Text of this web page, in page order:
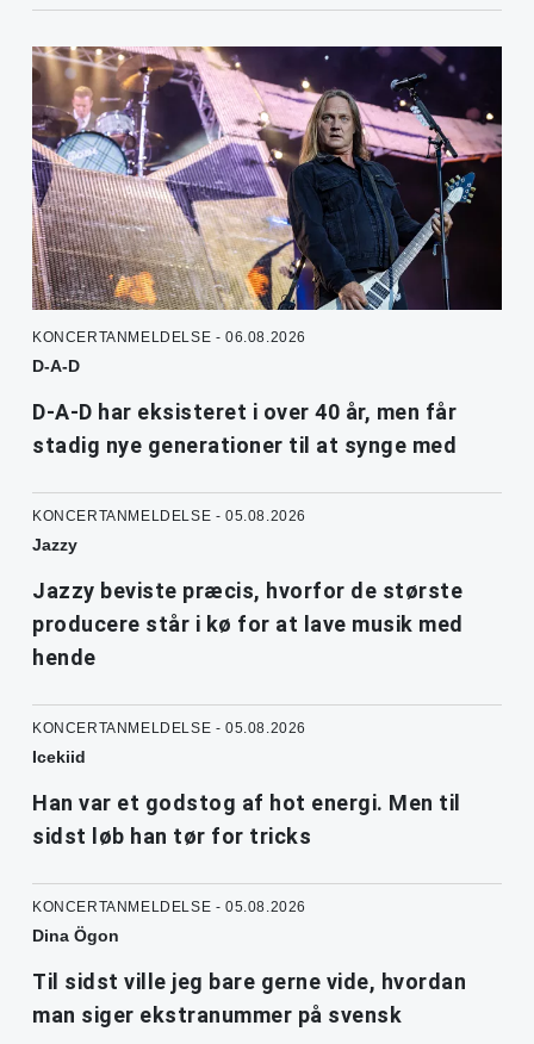
KONCERTANMELDELSE - 06.08.2026
D-A-D
D-A-D har eksisteret i over 40 år, men får
stadig nye generationer til at synge med
KONCERTANMELDELSE - 05.08.2026
Jazzy
Jazzy beviste præcis, hvorfor de største
producere står i kø for at lave musik med
hende
KONCERTANMELDELSE - 05.08.2026
Icekiid
Han var et godstog af hot energi. Men til
sidst løb han tør for tricks
KONCERTANMELDELSE - 05.08.2026
Dina Ögon
Til sidst ville jeg bare gerne vide, hvordan
man siger ekstranummer på svensk